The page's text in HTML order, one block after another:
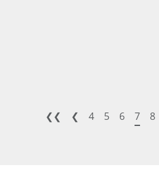
❮❮ ❮ 4 5 6 7 8